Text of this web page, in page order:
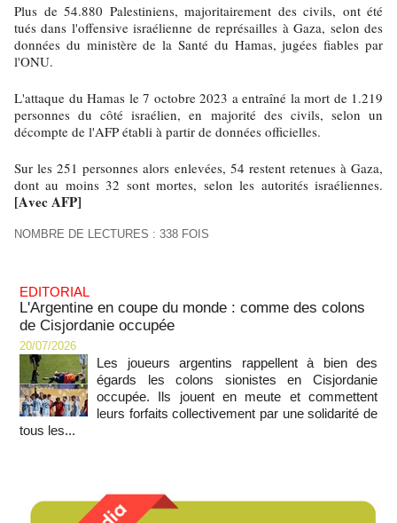
Plus de 54.880 Palestiniens, majoritairement des civils, ont été
tués dans l'offensive israélienne de représailles à Gaza, selon des
données du ministère de la Santé du Hamas, jugées fiables par
l'ONU.
L'attaque du Hamas le 7 octobre 2023 a entraîné la mort de 1.219
personnes du côté israélien, en majorité des civils, selon un
décompte de l'AFP établi à partir de données officielles.
Sur les 251 personnes alors enlevées, 54 restent retenues à Gaza,
dont au moins 32 sont mortes, selon les autorités israéliennes.
[Avec AFP]
NOMBRE DE LECTURES : 338 FOIS
EDITORIAL
L'Argentine en coupe du monde : comme des colons
de Cisjordanie occupée
20/07/2026
Les joueurs argentins rappellent à bien des
égards les colons sionistes en Cisjordanie
occupée. Ils jouent en meute et commettent
leurs forfaits collectivement par une solidarité de
tous les...